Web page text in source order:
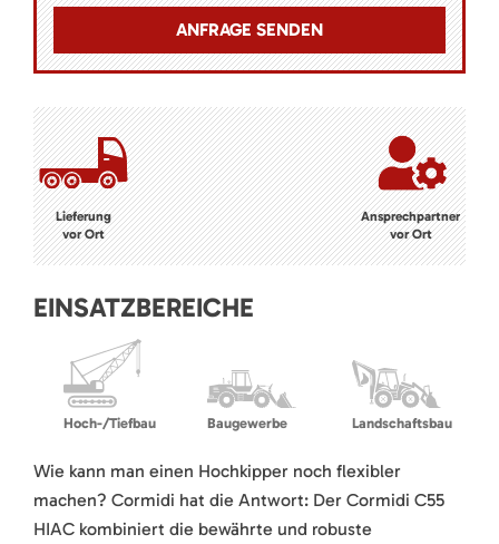
Lieferung
vor Ort
Ansprechpartner
vor Ort
EINSATZBEREICHE
Hoch-/Tiefbau Baugewerbe Landschaftsbau
Wie kann man einen Hochkipper noch flexibler
machen? Cormidi hat die Antwort: Der Cormidi C55
HIAC kombiniert die bewährte und robuste